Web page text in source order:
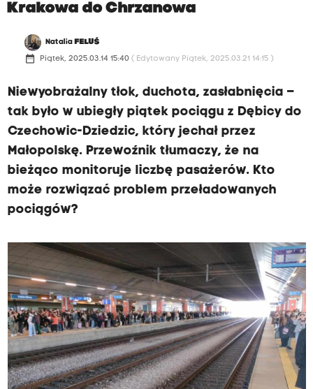
Krakowa do Chrzanowa
Natalia FELUŚ
date_range Piątek, 2025.03.14 15:40 ( Edytowany Piątek, 2025.03.21 14:15 )
Niewyobrażalny tłok, duchota, zasłabnięcia –
tak było w ubiegły piątek pociągu z Dębicy do
Czechowic-Dziedzic, który jechał przez
Małopolskę. Przewoźnik tłumaczy, że na
bieżąco monitoruje liczbę pasażerów. Kto
może rozwiązać problem przeładowanych
pociągów?